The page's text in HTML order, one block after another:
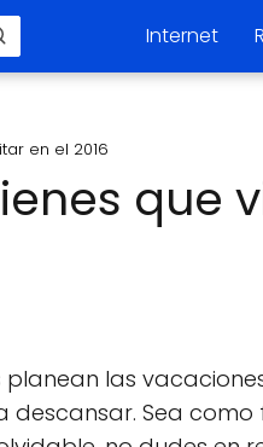
Internet
en el 2016
que
las
Sea como